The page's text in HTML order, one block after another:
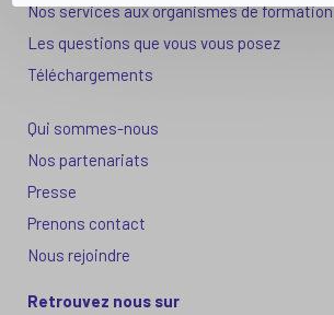
Nos services aux organismes de formation
Les questions que vous vous posez
Téléchargements
Qui sommes-nous
Nos partenariats
Presse
Prenons contact
Nous rejoindre
Retrouvez nous sur